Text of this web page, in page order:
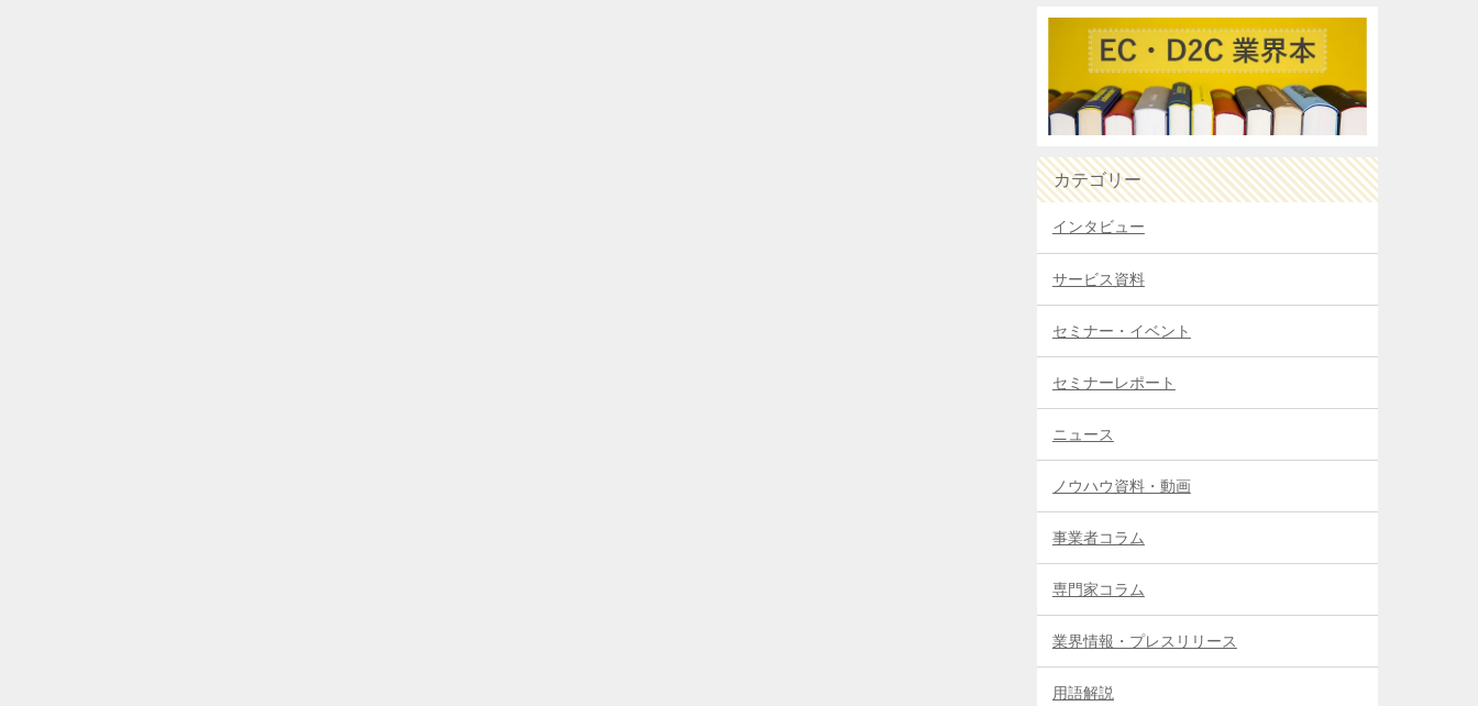
カテゴリー
インタビュー
サービス資料
セミナー・イベント
セミナーレポート
ニュース
ノウハウ資料・動画
事業者コラム
専門家コラム
業界情報・プレスリリース
用語解説